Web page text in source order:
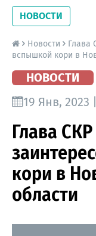
новости на
Precedent.
НОВОСТИ
Новости
Глава
вспышкой кори в
НОВОСТИ
19 Янв, 2023
Глава
кори в
области